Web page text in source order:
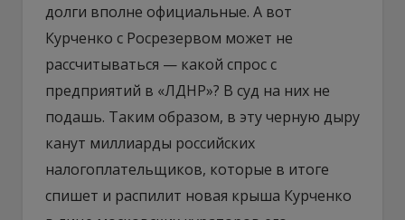
долги вполне официальные. А вот
Курченко с Росрезервом может не
рассчитываться — какой спрос с
предприятий в «ЛДНР»? В суд на них не
подашь. Таким образом, в эту черную дыру
канут миллиарды российских
налогоплательщиков, которые в итоге
спишет и распилит новая крыша Курченко